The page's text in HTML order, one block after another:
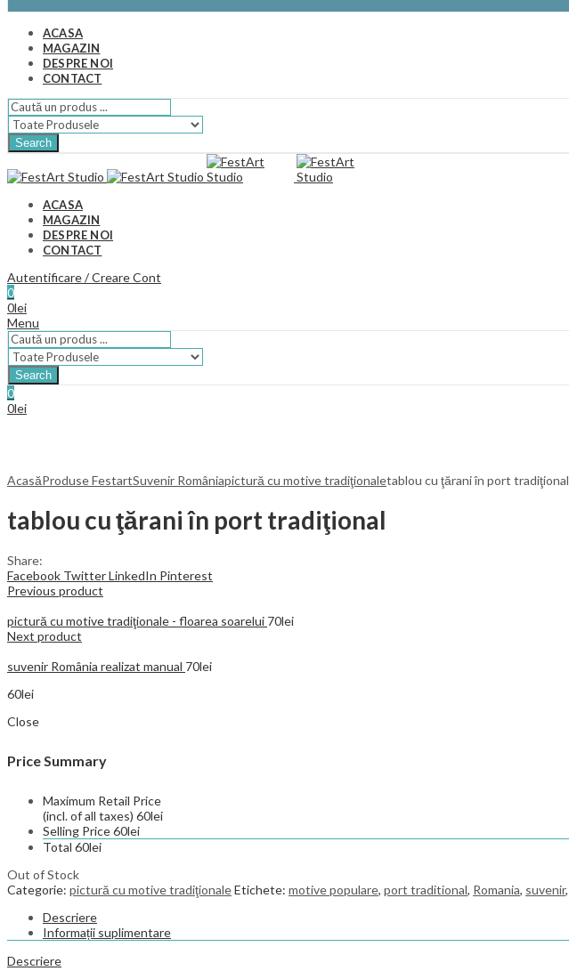
ACASA
MAGAZIN
DESPRE NOI
CONTACT
Search
ACASA
MAGAZIN
DESPRE NOI
CONTACT
Autentificare / Creare Cont
0
0lei
Menu
Search
0
0lei
AcasăProduse FestartSuvenir Româniapictură cu motive tradiţionaletablou cu ţărani în port tradiţional
tablou cu ţărani în port tradiţional
Share:
Facebook TwitterLinkedIn Pinterest
Previous product
pictură cu motive tradiţionale - floarea soarelui 70lei
Next product
suvenir România realizat manual 70lei
60lei
Close
Price Summary
Maximum Retail Price
(incl. of all taxes) 60lei
Selling Price60lei
Total 60lei
Out of Stock
Categorie: pictură cu motive tradiţionaleEtichete: motive populare, port traditional, Romania, suvenir,
Descriere
Informații suplimentare
Descriere